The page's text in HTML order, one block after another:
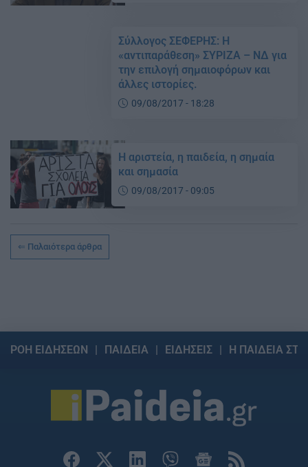
Σύλλογος ΣΕΦΕΡΗΣ: Η
«αντιπαράθεση» ΣΥΡΙΖΑ – ΝΔ για
την επιλογή σημαιοφόρων και
άλλες ιστορίες.
09/08/2017 - 18:28
Η αριστεία, η παιδεία, η σημαία
και σημασία
09/08/2017 - 09:05
Παλαιότερα άρθρα
ΡΟΗ ΕΙΔΗΣΕΩΝ ΠΑΙΔΕΙΑ ΕΙΔΗΣΕΙΣ Η ΠΑΙΔΕΙΑ